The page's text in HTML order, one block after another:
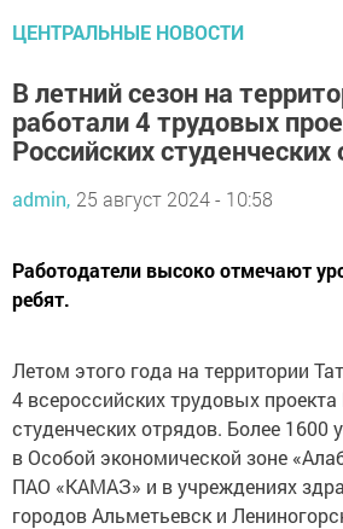
ЦЕНТРАЛЬНЫЕ НОВОСТИ
В летний сезон на
работали 4 трудовых
Российских студенческих
admin, 25 август 2024 - 10:58
Работодатели высоко отмечают
ребят.
Летом этого года на территории
4 всероссийских трудовых
студенческих отрядов. Более 1600
в Особой экономической зоне
ПАО «КАМАЗ» и в учреждениях
городов Альметьевск и